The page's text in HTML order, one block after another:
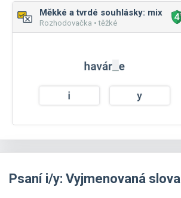
Měkké a tvrdé souhlásky: mix
Rozhodovačka • těžké
Psaní i/y: Vyjmenovaná slova